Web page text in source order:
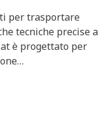
per trasportare
tecniche precise a
è progettato per